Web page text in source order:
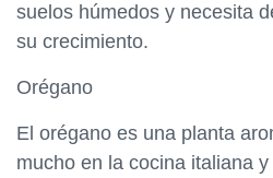
suelos húmedos y necesita
su crecimiento.
Orégano
El orégano es una planta
mucho en la cocina italiana